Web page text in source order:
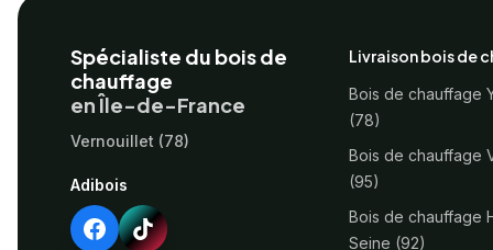
Spécialiste du bois de
chauffage
en Île-de-France
Vernouillet (78)
Adibois
Livraison bois de
Bois de chauffage
(78)
Bois de chauffage
(95)
Bois de chauffage
Seine (92)